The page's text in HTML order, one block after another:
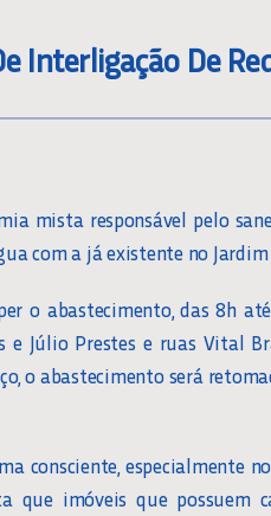
Interligação De
mista responsável pelo
com a já existente no
o abastecimento, das 8h
e Júlio Prestes e ruas Vital
o abastecimento será
consciente, especialmente
que imóveis que possuem